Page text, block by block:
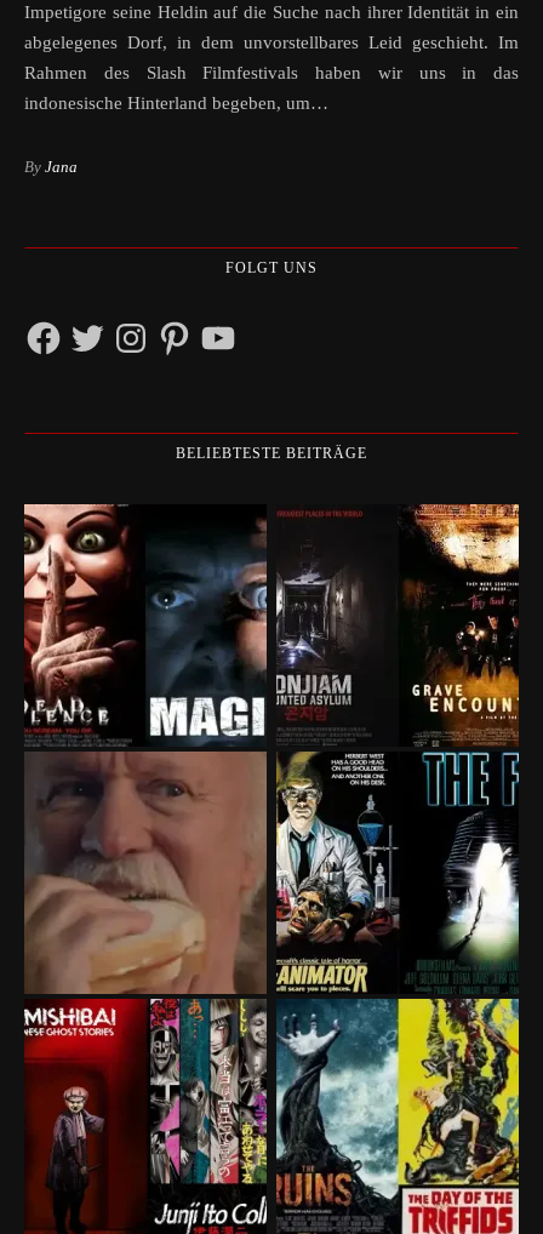
Impetigore seine Heldin auf die Suche nach ihrer Identität in ein
abgelegenes Dorf, in dem unvorstellbares Leid geschieht. Im
Rahmen des Slash Filmfestivals haben wir uns in das
indonesische Hinterland begeben, um…
By Jana
FOLGT UNS
FacebookTwitterInstagramPinterestYouTube
BELIEBTESTE BEITRÄGE